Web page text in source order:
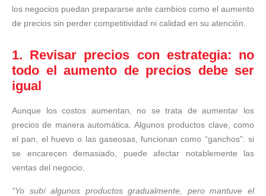
los negocios puedan prepararse ante cambios como el aumento
de precios sin perder competitividad ni calidad en su atención.
1. Revisar precios con estrategia: no
todo el aumento de precios debe ser
igual
Aunque los costos aumentan, no se trata de aumentar los
precios de manera automática. Algunos productos clave, como
el pan, el huevo o las gaseosas, funcionan como “ganchos”: si
se encarecen demasiado, puede afectar notablemente las
ventas del negocio.
“Yo subí algunos productos gradualmente, pero mantuve el